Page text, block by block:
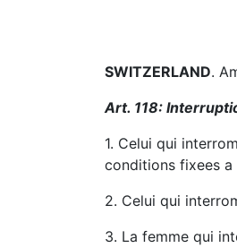
SWITZERLAND.
Art. 118:
1. Celui qui
conditions fixees a
2. Celui qui
3. La femme qui